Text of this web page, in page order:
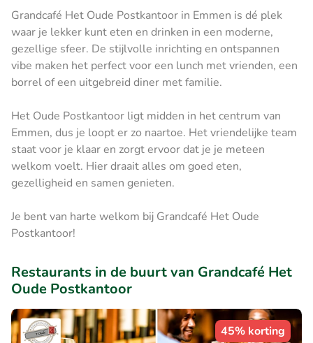
Grandcafé Het Oude Postkantoor in Emmen is dé plek
waar je lekker kunt eten en drinken in een moderne,
gezellige sfeer. De stijlvolle inrichting en ontspannen
vibe maken het perfect voor een lunch met vrienden, een
borrel of een uitgebreid diner met familie.
Het Oude Postkantoor ligt midden in het centrum van
Emmen, dus je loopt er zo naartoe. Het vriendelijke team
staat voor je klaar en zorgt ervoor dat je je meteen
welkom voelt. Hier draait alles om goed eten,
gezelligheid en samen genieten.
Je bent van harte welkom bij Grandcafé Het Oude
Postkantoor!
Restaurants in de buurt van Grandcafé Het
Oude Postkantoor
45% korting